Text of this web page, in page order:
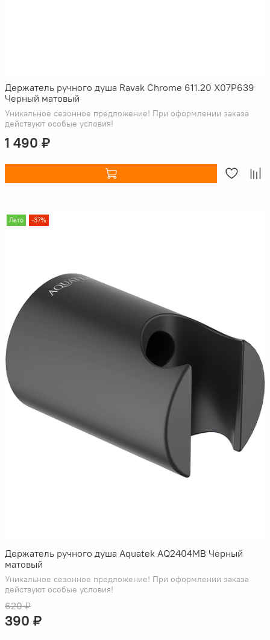
Держатель ручного душа Ravak Chrome 611.20 X07P639
Черный матовый
Уникальное сезонное предложение! При оформлении заказа
действуют особые условия!
1 490 ₽
Лето -37%
Держатель ручного душа Aquatek AQ2404MB Черный
матовый
Уникальное сезонное предложение! При оформлении заказа
действуют особые условия!
620 ₽
390 ₽